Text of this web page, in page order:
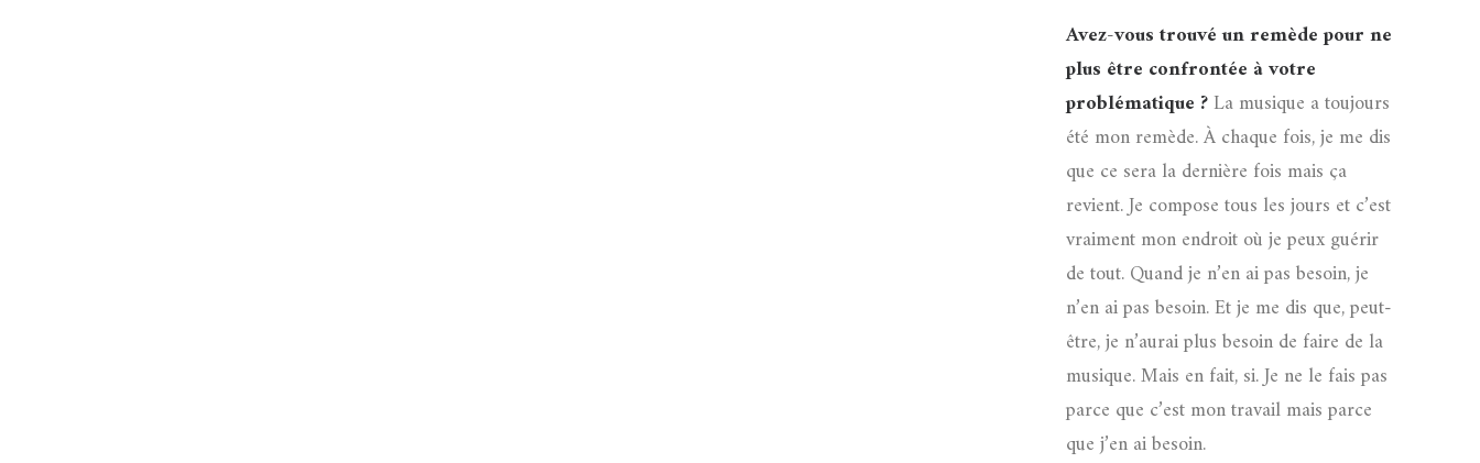
Avez-vous trouvé un remède pour ne
plus être confrontée à votre
problématique ?La musique a toujours
été mon remède. À chaque fois, je me dis
que ce sera la dernière fois mais ça
revient. Je compose tous les jours et c’est
vraiment mon endroit où je peux guérir
de tout. Quand je n’en ai pas besoin, je
n’en ai pas besoin. Et je me dis que, peut-
être, je n’aurai plus besoin de faire de la
musique. Mais en fait, si. Je ne le fais pas
parce que c’est mon travail mais parce
que j’en ai besoin.